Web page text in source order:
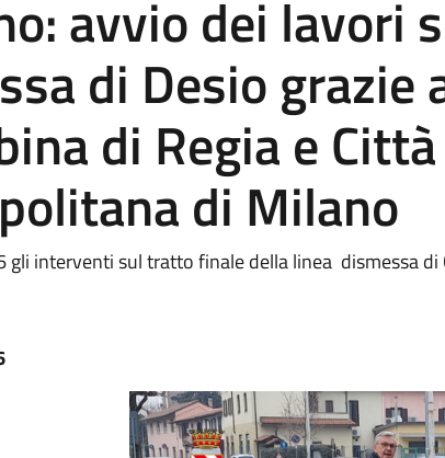
avvio dei lavori
di Desio grazie
di Regia e Città
di Milano
gli interventi sul tratto finale della linea dismessa di